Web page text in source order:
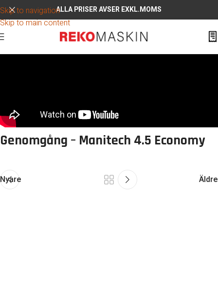
Skip to navigation
Skip to main content
ALLA PRISER AVSER EXKL.MOMS
Genomgång – Manitech 4.5 Economy
Nyare Äldre